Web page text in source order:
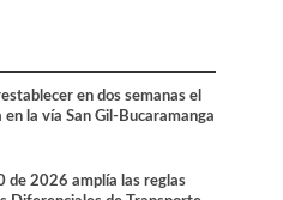
en dos semanas el
en la vía San Gil-Bucaramanga
de 2026 amplía las reglas